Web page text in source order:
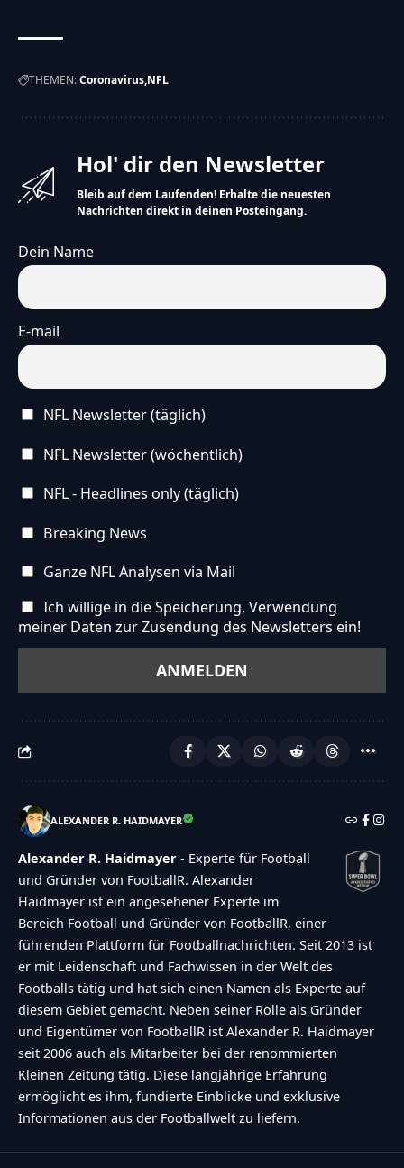
THEMEN:Coronavirus NFL
Hol' dir den Newsletter
Bleib auf dem Laufenden! Erhalte die neuesten
Nachrichten direkt in deinen Posteingang.
Dein Name
E-mail
NFL Newsletter (täglich)
NFL Newsletter (wöchentlich)
NFL - Headlines only (täglich)
Breaking News
Ganze NFL Analysen via Mail
Ich willige in die Speicherung, Verwendung
meiner Daten zur Zusendung des Newsletters ein!
ALEXANDER R. HAIDMAYER
Alexander R. Haidmayer - Experte für Football
und Gründer von FootballR. Alexander
Haidmayer ist ein angesehener Experte im
Bereich Football und Gründer von FootballR, einer
führenden Plattform für Footballnachrichten. Seit 2013 ist
er mit Leidenschaft und Fachwissen in der Welt des
Footballs tätig und hat sich einen Namen als Experte auf
diesem Gebiet gemacht. Neben seiner Rolle als Gründer
und Eigentümer von FootballR ist Alexander R. Haidmayer
seit 2006 auch als Mitarbeiter bei der renommierten
Kleinen Zeitung tätig. Diese langjährige Erfahrung
ermöglicht es ihm, fundierte Einblicke und exklusive
Informationen aus der Footballwelt zu liefern.